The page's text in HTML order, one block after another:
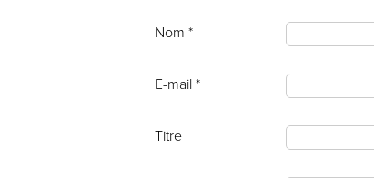
Nom *
E-mail *
Titre